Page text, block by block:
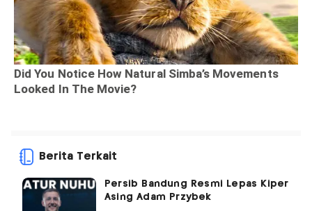
Berita Terkait
Persib Bandung Resmi Lepas Kiper
Asing Adam Przybek